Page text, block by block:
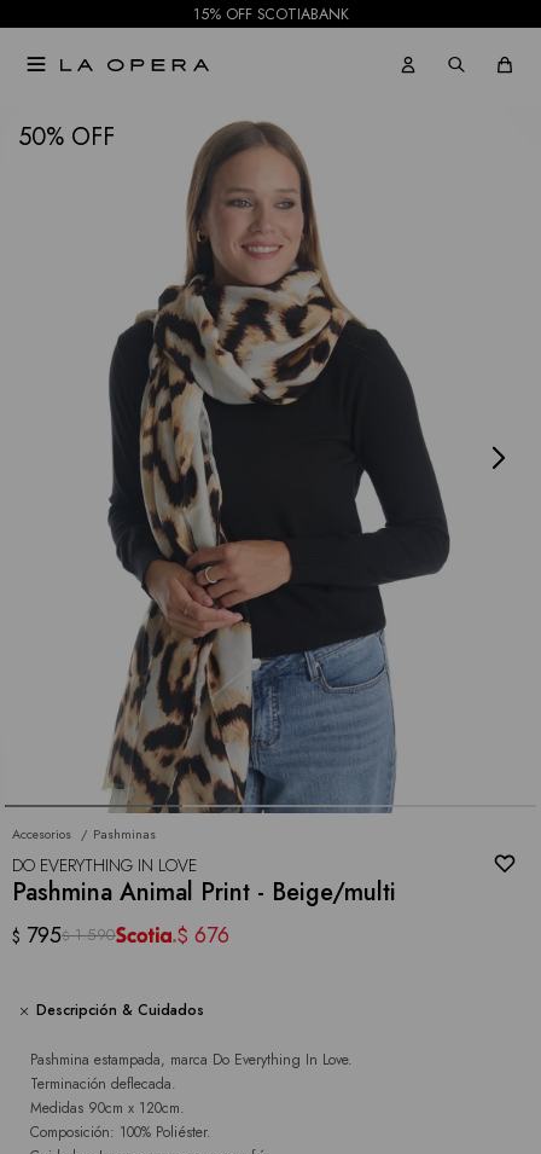
15% OFF SCOTIABANK

50
Accesorios Pashminas
DO EVERYTHING IN LOVE
Pashmina Animal Print - Beige/multi
$ 795$ 1.590 $ 676
Descripción & Cuidados
Pashmina estampada, marca Do Everything In Love.
Terminación deflecada.
Medidas 90cm x 120cm.
Composición: 100% Poliéster.
NOTIFICARME